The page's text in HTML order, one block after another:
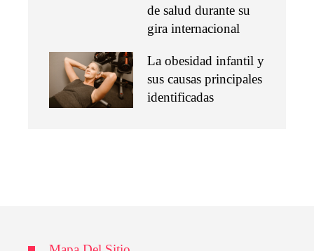
de salud durante su
gira internacional
La obesidad infantil y
sus causas principales
identificadas